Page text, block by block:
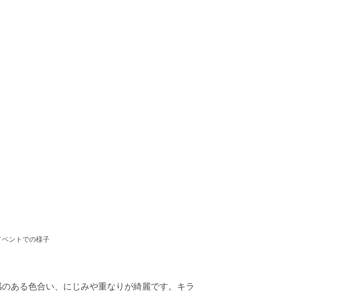
ベントでの様子
ある色合い、にじみや重なりが綺麗です。キラ